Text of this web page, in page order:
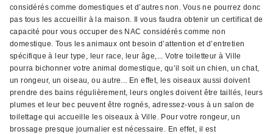
considérés comme domestiques et d’autres non. Vous ne pourrez donc
pas tous les accueillir à la maison. Il vous faudra obtenir un certificat de
capacité pour vous occuper des NAC considérés comme non
domestique. Tous les animaux ont besoin d’attention et d’entretien
spécifique à leur type, leur race, leur âge,... Votre toiletteur à Ville
pourra bichonner votre animal domestique, qu’il soit un chien, un chat,
un rongeur, un oiseau, ou autre... En effet, les oiseaux aussi doivent
prendre des bains régulièrement, leurs ongles doivent être taillés, leurs
plumes et leur bec peuvent être rognés, adressez-vous à un salon de
toilettage qui accueille les oiseaux à Ville. Pour votre rongeur, un
brossage presque journalier est nécessaire. En effet, il est